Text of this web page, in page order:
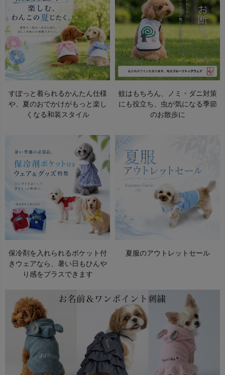
すぽっと着られるかんたん仕様
や、夏のおでかけがもっと楽し
くなる和装スタイル
蚊はもちろん、ノミ・ダニ対策
にも役立ち、虫が気になる季節
のお散歩に
保冷剤を入れられるポケット付
きウェアなら、暑い日もひんや
り感をプラスできます
夏服のアウトレットセール